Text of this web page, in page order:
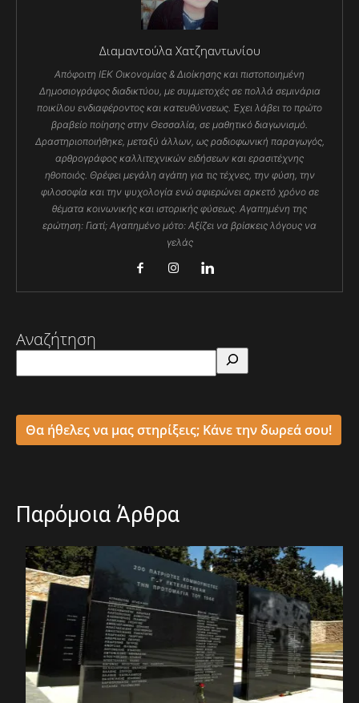
Διαμαντούλα Χατζηαντωνίου
Απόφοιτη ΙΕΚ Οικονομίας & Διοίκησης και πιστοποιημένη
Δημοσιογράφος διαδικτύου, με συμμετοχές σε πολλά σεμινάρια
ποικίλου ενδιαφέροντος και κατευθύνσεως. Έχει λάβει το πρώτο
βραβείο ποίησης στην Θεσσαλία, σε μαθητικό διαγωνισμό.
Δραστηριοποιήθηκε, μεταξύ άλλων, ως ραδιοφωνική παραγωγός,
αρθρογράφος καλλιτεχνικών ειδήσεων και ερασιτέχνης
ηθοποιός. Θρέφει μεγάλη αγάπη για τις τέχνες, την φύση, την
φιλοσοφία και την ψυχολογία ενώ αφιερώνει αρκετό χρόνο σε
θέματα κοινωνικής και ιστορικής φύσεως. Αγαπημένη της
ερώτηση: Γιατί; Αγαπημένο μότο: Αξίζει να βρίσκεις λόγους να
γελάς
Αναζήτηση
Θα ήθελες να μας στηρίξεις; Κάνε την δωρεά σου!
Παρόμοια Άρθρα